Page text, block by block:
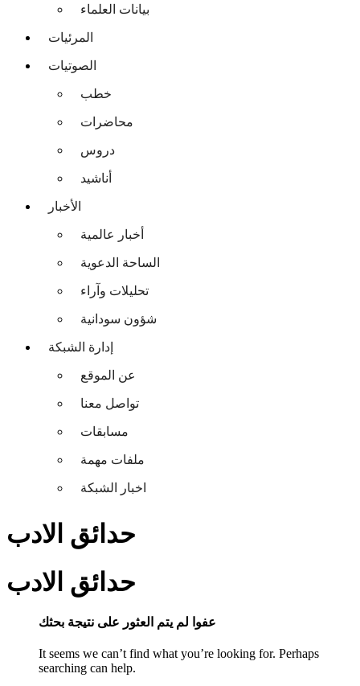
بيانات العلماء
المرئيات
الصوتيات
خطب
محاضرات
دروس
أناشيد
الأخبار
أخبار عالمية
الساحة الدعوية
تحليلات وآراء
شؤون سودانية
إدارة الشبكة
عن الموقع
تواصل معنا
مسابقات
ملفات مهمة
اخبار الشبكة
حدائق الادب
حدائق الادب
عفوا لم يتم العثور على نتيجة بحثك
It seems we can’t find what you’re looking for. Perhaps
searching can help.